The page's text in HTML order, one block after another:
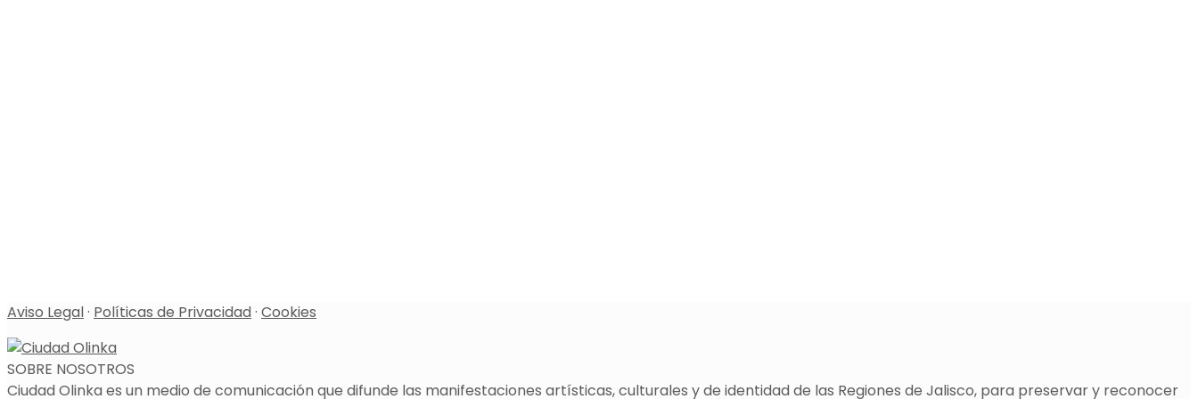
Aviso Legal· Políticas de Privacidad· Cookies
SOBRE NOSOTROS
Ciudad Olinka es un medio de comunicación que difunde las manifestaciones artísticas, culturales y de identidad de las Regiones de Jalisco, para preservar y reconocer